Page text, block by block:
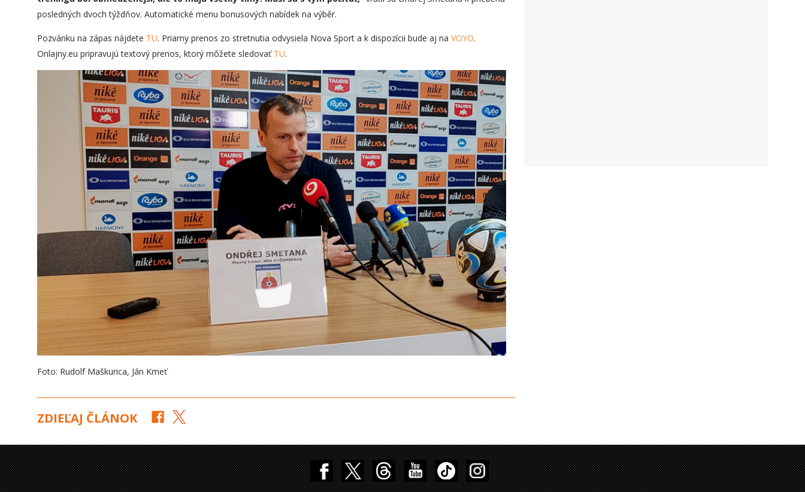
posledných dvoch týždňov. Automatické menu bonusových nabídek na výběr.
Pozvánku na zápas nájdete TU. Priamy prenos zo stretnutia odvysiela Nova Sport a k dispozícii bude aj na VOYO.
Onlajny.eu pripravujú textový prenos, ktorý môžete sledovaťTU.
Foto: Rudolf Maškurica, Ján Kmeť
ZDIEĽAJ ČLÁNOK